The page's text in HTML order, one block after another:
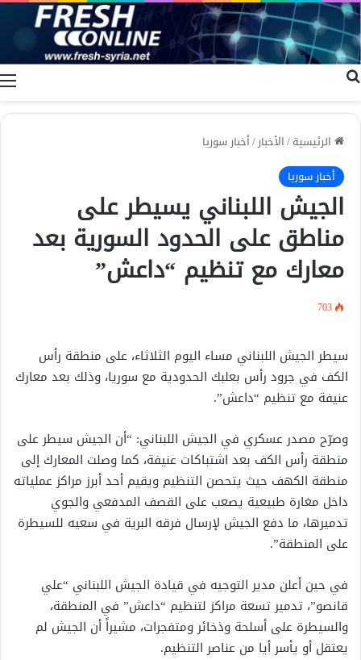
الرئيسية/الأخبار/أخبار سوريا
أخبار سوريا
الجيش اللبناني يسيطر على
مناطق على الحدود السورية بعد
معارك مع تنظيم “داعش”
703
سيطر الجيش اللبناني مساء اليوم الثلاثاء، على منطقة رأس
الكف في جرود رأس بعلبك الحدودية مع سوريا، وذلك بعد معارك
عنيفة مع تنظيم “داعش”.
وصرّح مصدر عسكري في الجيش اللبناني: “أن الجيش سيطر على
منطقة رأس الكف بعد اشتباكات عنيفة، كما وصلت المعارك إلى
منطقة الكهف حيث يتحصن التنظيم ويقيم أحد أبرز مراكز عملياته
داخل مغارة طبيعية يصعب على القصف المدفعي والجوي
تدميرها، ما دفع الجيش لإرسال فرقه البرية في سعيه للسيطرة
على المنطقة”.
في حين أعلن مدير التوجيه في قيادة الجيش اللبناني “علي
قانصو”، تدمير تسعة مراكز لتنظيم “داعش” في المنطقة،
والسيطرة على أسلحة وذخائر ومتفجرات، مشيراً أن الجيش لم
يعتقل أو يأسر أيا من عناصر التنظيم.